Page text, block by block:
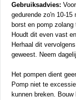
Gebruiksadvies:
gedurende zo'n 10-
borst en pomp
Houdt dit even vast
Herhaal dit
geweest. Neem
Het pompen dient
Pomp niet te
kunnen breken.